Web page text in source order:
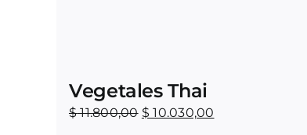
Vegetales Thai
$11.800,00 Original
$ 10.030,00